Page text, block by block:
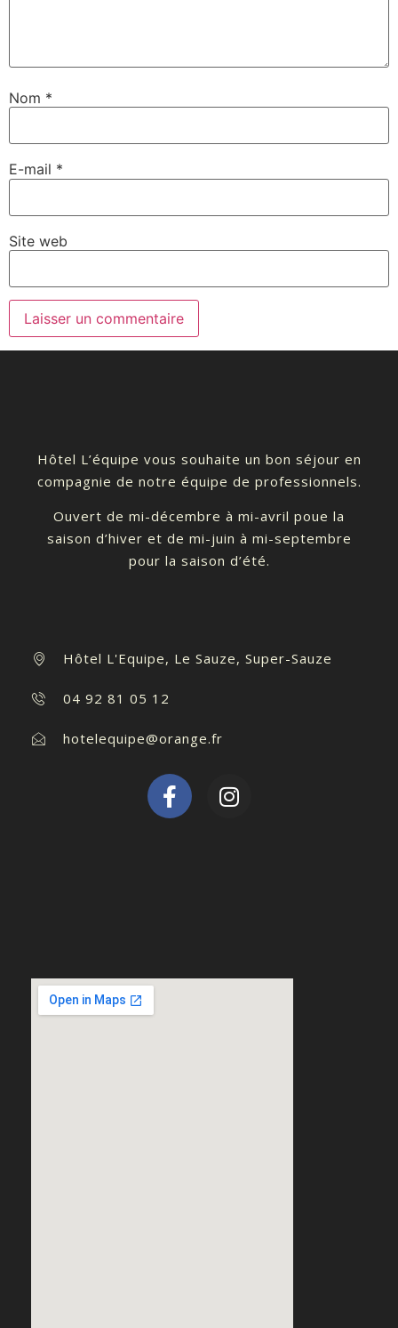
Nom *
E-mail *
Site web
Hôtel L’équipe vous souhaite un bon séjour en
compagnie de notre équipe de professionnels.
Ouvert de mi-décembre à mi-avril poue la
saison d’hiver et de mi-juin à mi-septembre
pour la saison d’été.
Hôtel L'Equipe, Le Sauze, Super-Sauze
04 92 81 05 12
hotelequipe@orange.fr